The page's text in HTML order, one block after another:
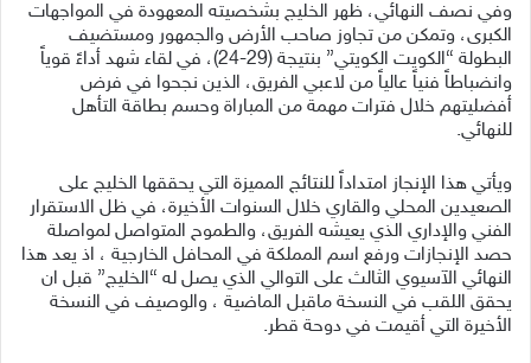
وفي نصف النهائي، ظهر الخليج بشخصيته المعهودة في المواجهات
الكبرى، وتمكن من تجاوز صاحب الأرض والجمهور ومستضيف
البطولة “الكويت الكويتي” بنتيجة (29-24)، في لقاء شهد أداءً قوياً
وانضباطاً فنياً عالياً من لاعبي الفريق، الذين نجحوا في فرض
أفضليتهم خلال فترات مهمة من المباراة وحسم بطاقة التأهل
للنهائي.
ويأتي هذا الإنجاز امتداداً للنتائج المميزة التي يحققها الخليج على
الصعيدين المحلي والقاري خلال السنوات الأخيرة، في ظل الاستقرار
الفني والإداري الذي يعيشه الفريق، والطموح المتواصل لمواصلة
حصد الإنجازات ورفع اسم المملكة في المحافل الخارجية ، اذ يعد هذا
النهائي الآسيوي الثالث على التوالي الذي يصل له “الخليج” قبل ان
يحقق اللقب في النسخة ماقبل الماضية ، والوصيف في النسخة
الأخيرة التي أقيمت في دوحة قطر.